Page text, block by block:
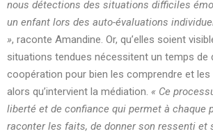
nous détections des situations difficiles
un enfant lors des auto-évaluations
», raconte Amandine. Or, qu’elles soient
situations tendues nécessitent un temps de
coopération pour bien les comprendre et les
alors qu’intervient la médiation. « Ce
liberté et de confiance qui permet à chaque
raconter les faits, de donner son ressenti et